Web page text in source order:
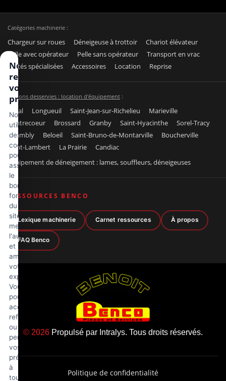
Catégories machinerie :
Chargeur sur roues Déneigeuse à trottoir
Chariot élévateur
Pelle avec opérateur
Pelle sans opérateur
Transport en vrac
Unités spécialisées
Accessoires Location Reprise
Régions desservies : location d'équipement :
Laval Longueuil Saint-Jean-sur-Richelieu
Marieville
Contrecoeur
Brossard Granby Saint-Hyacinthe
Sorel-Tracy
Chambly
Beloeil Saint-Bruno-de-Montarville
Boucherville
Saint-Lambert
La Prairie
Candiac
Équipement de déneigement : lames, souffleurs, déneigeuses
RESSOURCES BENCO
Lexique machinerie Carnet ressources À propos
FAQ Benco
© 2026 Propulsé par Intralys. Tous droits réservés.
Politique de confidentialité
Nous
respectons
votre vie
privée
Nous
utilisons
des
cookies
pour
assurer
le
bon
fonctionnement
du
site,
mesurer
l'audience
et
améliorer
votre
expérience.
Vous
pouvez
accepter,
refuser
ou
personnaliser
vos
préférences
à
tout